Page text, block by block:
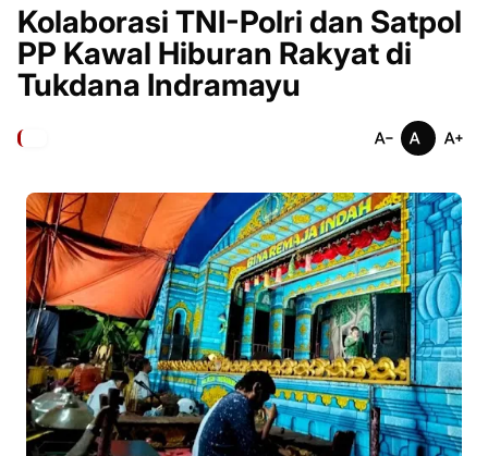
Kolaborasi TNI-Polri dan Satpol
PP Kawal Hiburan Rakyat di
Tukdana Indramayu